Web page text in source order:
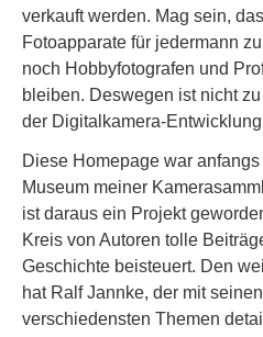
verkauft werden. Mag sein,
Fotoapparate für jedermann
noch Hobbyfotografen und
bleiben. Deswegen ist nicht
der Digitalkamera-
Diese Homepage war
Museum meiner
ist daraus ein Projekt
Kreis von Autoren tolle
Geschichte beisteuert. Den
hat Ralf Jannke, der mit
verschiedensten Themen